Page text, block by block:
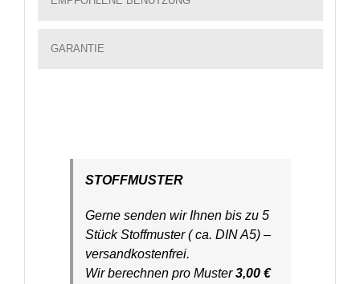
GARANTIE
STOFFMUSTER
Gerne senden wir Ihnen bis zu 5
Stück Stoffmuster ( ca. DIN A5) –
versandkostenfrei.
Wir berechnen pro Muster3,00 €